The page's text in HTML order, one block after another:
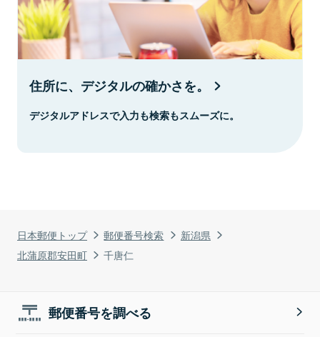
日本郵便トップ 郵便番号検索
新潟県
北蒲原郡安田町
千唐仁
住所に、デジタルの確かさを。
デジタルアドレスで入力も検索もスムーズに。
郵便番号を調べる